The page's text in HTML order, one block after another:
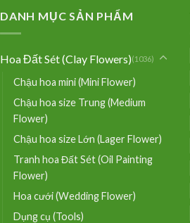
DANH MỤC SẢN PHẨM
Hoa Đất Sét (Clay Flowers)(1036)
Chậu hoa mini (Mini Flower)
Chậu hoa size Trung (Medium
Flower)
Chậu hoa size Lớn (Lager Flower)
Tranh hoa Đất Sét (Oil Painting
Flower)
Hoa cưới (Wedding Flower)
Dụng cụ (Tools)